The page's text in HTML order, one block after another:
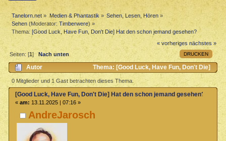
Tanelorn.net » Medien & Phantastik » Sehen, Lesen, Hören »
Sehen (Moderator:Timberwere) »
Thema:[Good Luck, Have Fun, Don't Die] Hat den schon jemand gesehen?
« vorheriges nächstes »
DRUCKEN
Seiten: [1] Nach unten
Autor
Thema: [Good Luck, Have Fun, Don't Die]
Hat den schon jemand gesehen? (Gelesen 974 mal)
0 Mitglieder und 1 Gast betrachten dieses Thema.
AndreJarosch
[Good Luck, Have Fun, Don't Die] Hat den schon jemand gesehen?
« am: 13.11.2025 | 07:16 »